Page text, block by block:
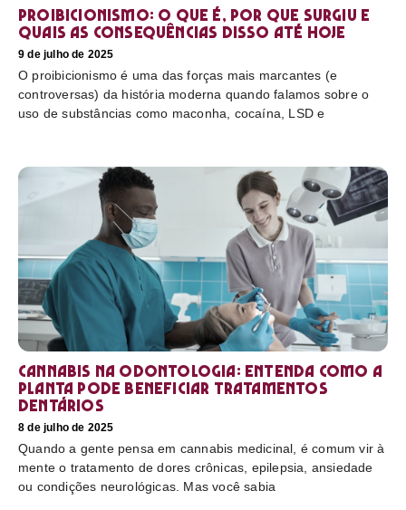
Proibicionismo: o que é, por que surgiu e
quais as consequências disso até hoje
9 de julho de 2025
O proibicionismo é uma das forças mais marcantes (e
controversas) da história moderna quando falamos sobre o
uso de substâncias como maconha, cocaína, LSD e
Cannabis na odontologia: entenda como a
planta pode beneficiar tratamentos
dentários
8 de julho de 2025
Quando a gente pensa em cannabis medicinal, é comum vir à
mente o tratamento de dores crônicas, epilepsia, ansiedade
ou condições neurológicas. Mas você sabia